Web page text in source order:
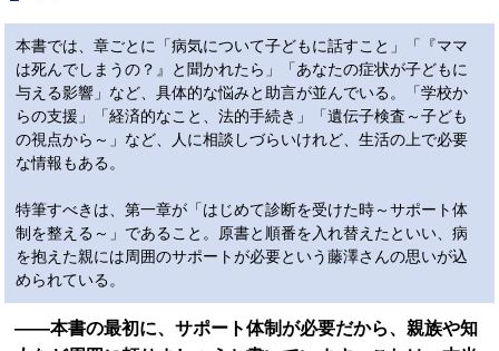
本書では、章ごとに「病気について子どもに話すこと」「『ママ
は死んでしまうの？』と聞かれたら」「あなたの症状が子どもに
与える影響」など、具体的な悩みと助言が並んでいる。「学校か
らの支援」「経済的なこと、法的手続き」「遺伝子検査～子ども
の視点から～」など、人に相談しづらいけれど、生活の上で必要
な情報もある。
特筆すべきは、第一章が「はじめて診断を受けた時～サポート体
制を整える～」であること。原書と順番を入れ替えたといい、病
を抱えた親には周囲のサポートが必要という藤澤さんの思いが込
められている。
――本書の最初に、サポート体制が必要だから、親族や知